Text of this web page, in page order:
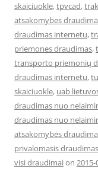
skaiciuokle,tpvcad,
atsakomybes
draudimas internetu,
priemones draudimas,
transporto priemonių
draudimas internetu,
skaiciuokle, uab
draudimas nuo
draudimas nuo
atsakomybės
privalomasis draudimas
visi draudimaion 2015-